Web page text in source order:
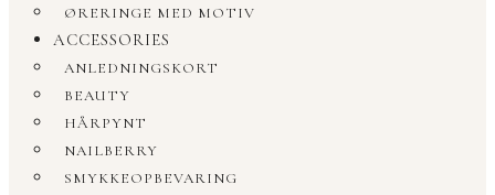
ØRERINGE MED MOTIV
ACCESSORIES
ANLEDNINGSKORT
BEAUTY
HÅRPYNT
NAILBERRY
SMYKKEOPBEVARING